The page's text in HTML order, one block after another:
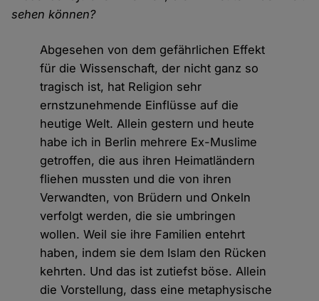
sehen können?
Abgesehen von dem gefährlichen Effekt
für die Wissenschaft, der nicht ganz so
tragisch ist, hat Religion sehr
ernstzunehmende Einflüsse auf die
heutige Welt. Allein gestern und heute
habe ich in Berlin mehrere Ex-Muslime
getroffen, die aus ihren Heimatländern
fliehen mussten und die von ihren
Verwandten, von Brüdern und Onkeln
verfolgt werden, die sie umbringen
wollen. Weil sie ihre Familien entehrt
haben, indem sie dem Islam den Rücken
kehrten. Und das ist zutiefst böse. Allein
die Vorstellung, dass eine metaphysische